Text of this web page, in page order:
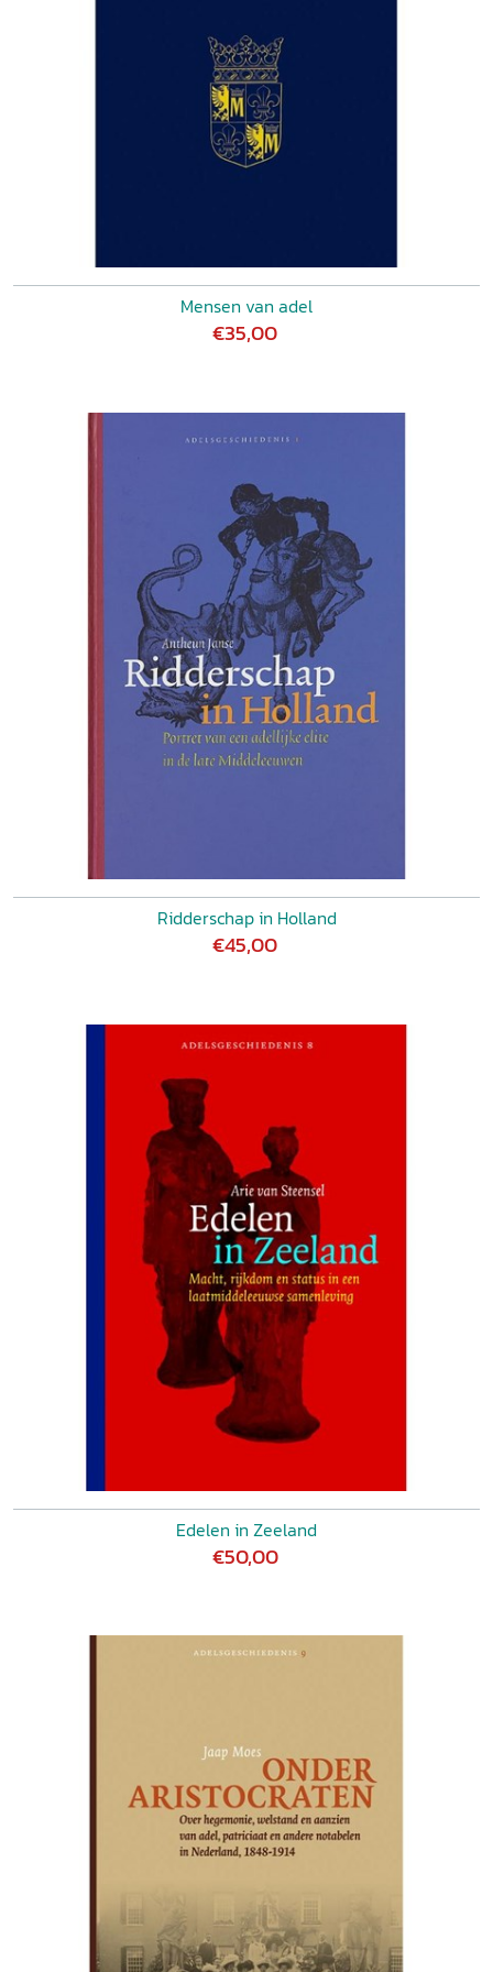
Mensen van adel
€35,00
Ridderschap in Holland
€45,00
Edelen in Zeeland
€50,00